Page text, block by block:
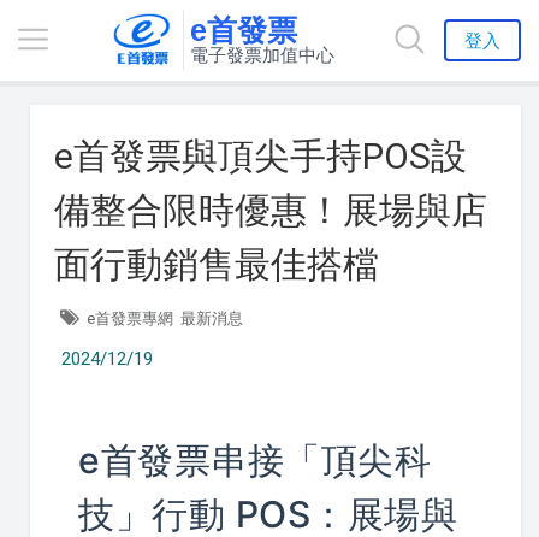
e首發票
電子發票加值中心
登入
e首發票與頂尖手持POS設
備整合限時優惠！展場與店
面行動銷售最佳搭檔
e首發票專網 最新消息
2024/12/19
e首發票串接「頂尖科
技」行動 POS：展場與